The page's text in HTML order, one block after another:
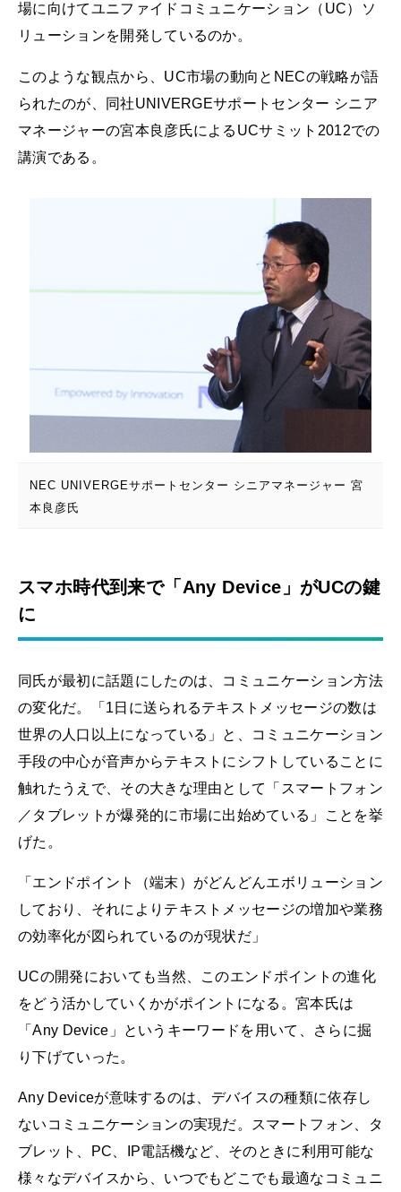
場に向けてユニファイドコミュニケーション（UC）ソ
リューションを開発しているのか。
このような観点から、UC市場の動向とNECの戦略が語
られたのが、同社UNIVERGEサポートセンター シニア
マネージャーの宮本良彦氏によるUCサミット2012での
講演である。
NEC UNIVERGEサポートセンター シニアマネージャー 宮
本良彦氏
スマホ時代到来で「Any Device」がUCの鍵
に
同氏が最初に話題にしたのは、コミュニケーション方法
の変化だ。「1日に送られるテキストメッセージの数は
世界の人口以上になっている」と、コミュニケーション
手段の中心が音声からテキストにシフトしていることに
触れたうえで、その大きな理由として「スマートフォン
／タブレットが爆発的に市場に出始めている」ことを挙
げた。
「エンドポイント（端末）がどんどんエボリューション
しており、それによりテキストメッセージの増加や業務
の効率化が図られているのが現状だ」
UCの開発においても当然、このエンドポイントの進化
をどう活かしていくかがポイントになる。宮本氏は
「Any Device」というキーワードを用いて、さらに掘
り下げていった。
Any Deviceが意味するのは、デバイスの種類に依存し
ないコミュニケーションの実現だ。スマートフォン、タ
ブレット、PC、IP電話機など、そのときに利用可能な
様々なデバイスから、いつでもどこでも最適なコミュニ